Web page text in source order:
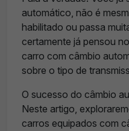
automático, não é
habilitado ou passa
certamente já pensou
carro com câmbio
sobre o tipo de
O sucesso do câmbio
Neste artigo,
carros equipados com